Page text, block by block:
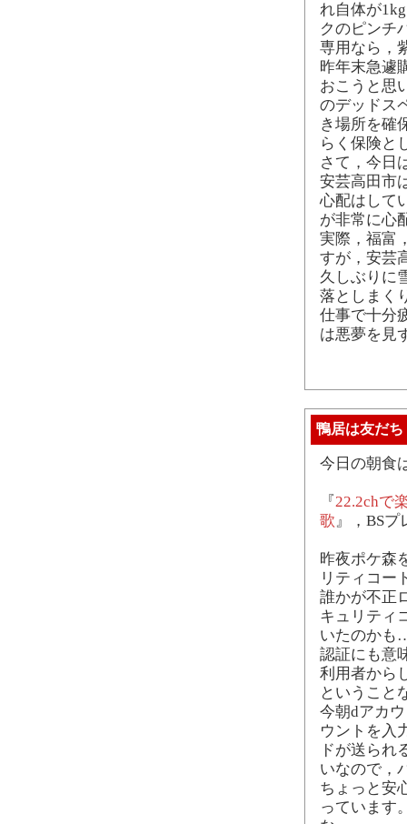
れ自体が
クのピンチ
専用なら，
昨年末急遽
おこうと思
のデッドス
き場所を確
らく保険と
さて，今日
安芸高田市
心配はして
が非常に心
実際，福富
すが，安芸
久しぶりに
落としまく
仕事で十分
は悪夢を見
鴨居は友だち
今日の朝食
『22.2chで
歌』，BS
昨夜ポケ森
リティコー
誰かが不正
キュリティ
いたのかも
認証にも意
利用者から
ということ
今朝dアカ
ウントを入
ドが送られ
いなので，
ちょっと安
っています